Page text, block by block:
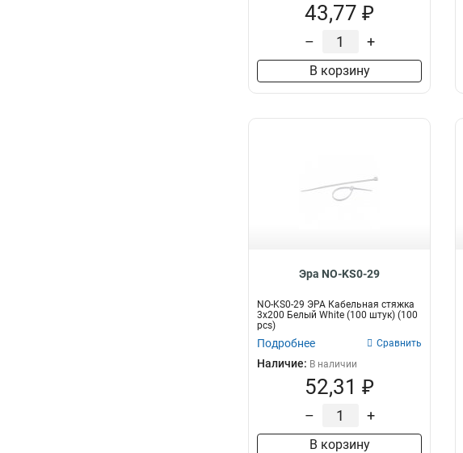
43,77 ₽
– +
В корзину
Эра NO-KS0-29
NO-KS0-29 ЭРА Кабельная стяжка
3x200 Белый White (100 штук) (100
pcs)
Подробнее Сравнить
Наличие: В наличии
52,31 ₽
– +
В корзину